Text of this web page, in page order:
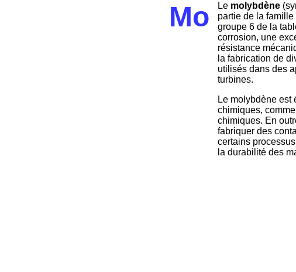
Mo Le molybdène
partie de la
groupe 6 de la
corrosion, une
résistance
la fabrication de
utilisés dans des
turbines.
Le molybdène est
chimiques,
chimiques. En
fabriquer des
certains
la durabilité des